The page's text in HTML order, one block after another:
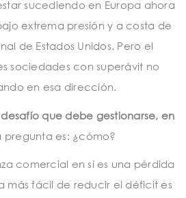
sucediendo en Europa ahora
extrema presión y a costa de
de Estados Unidos. Pero el
sociedades con superávit no
en esa dirección.
que debe gestionarse, en
pregunta es: ¿cómo?
comercial en sí es una pérdida
más fácil de reducir el déficit es